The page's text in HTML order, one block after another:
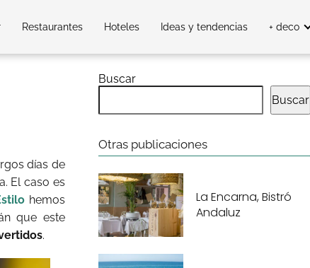
Restaurantes Hoteles Ideas y tendencias + deco
días de
El caso es
hemos
que este
.
Buscar
Buscar
Otras publicaciones
La Encarna, Bistró
Andaluz